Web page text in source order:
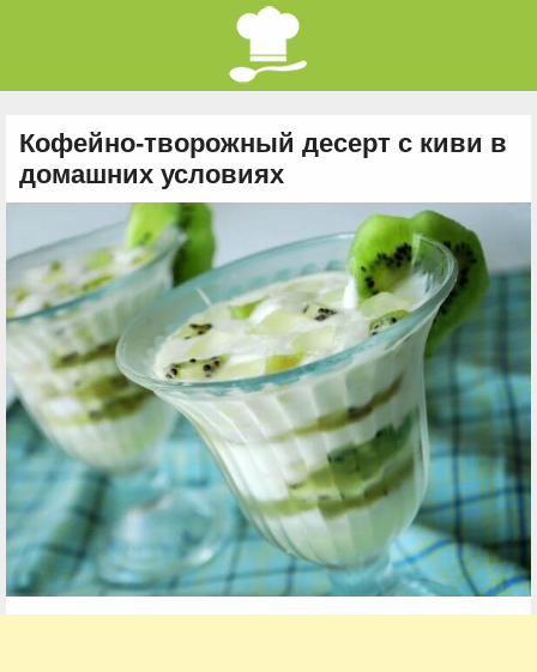
Кофейно-творожный десерт с киви в
домашних условиях